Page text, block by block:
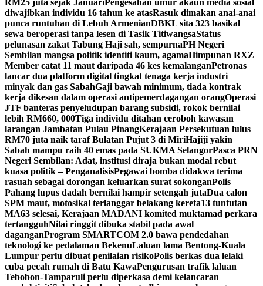
RM25 juta sejak JanuariPengesahan umur akaun media sosial
diwajibkan individu 16 tahun ke atasRasuk dimakan anai-anai
punca runtuhan di Lebuh ArmenianDBKL sita 323 basikal
sewa beroperasi tanpa lesen di Tasik TitiwangsaStatus
pelunasan zakat Tabung Haji sah, sempurnaPH Negeri
Sembilan mangsa politik identiti kaum, agamaHimpunan RXZ
Member catat 11 maut daripada 46 kes kemalanganPetronas
lancar dua platform digital tingkat tenaga kerja industri
minyak dan gas SabahGaji bawah minimum, tiada kontrak
kerja dikesan dalam operasi antipemerdagangan orangOperasi
JTF banteras penyeludupan barang subsidi, rokok bernilai
lebih RM660, 000Tiga individu ditahan ceroboh kawasan
larangan Jambatan Pulau PinangKerajaan Persekutuan lulus
RM70 juta naik taraf Bulatan Pujut 3 di MiriHajiji yakin
Sabah mampu raih 40 emas pada SUKMA SelangorPasca PRN
Negeri Sembilan: Adat, institusi diraja bukan modal rebut
kuasa politik – PenganalisisPegawai bomba didakwa terima
rasuah sebagai dorongan keluarkan surat sokonganPolis
Pahang lupus dadah bernilai hampir setengah jutaDua calon
SPM maut, motosikal terlanggar belakang kereta13 tuntutan
MA63 selesai, Kerajaan MADANI komited muktamad perkara
tertangguhNilai ringgit dibuka stabil pada awal
daganganProgram SMARTCOM 2.0 bawa pendedahan
teknologi ke pedalaman BekenuLaluan lama Bentong-Kuala
Lumpur perlu dibuat penilaian risikoPolis berkas dua lelaki
cuba pecah rumah di Batu KawaPengurusan trafik laluan
Tebobon-Tamparuli perlu diperkasa demi kelancaran